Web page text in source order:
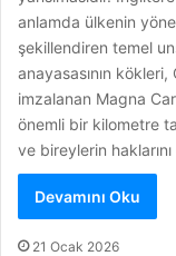
anlamda ülkenin
şekillendiren temel
anayasasının kökleri,
imzalanan Magna
önemli bir kilometre
ve bireylerin
Devamını Oku
21 Ocak 2026